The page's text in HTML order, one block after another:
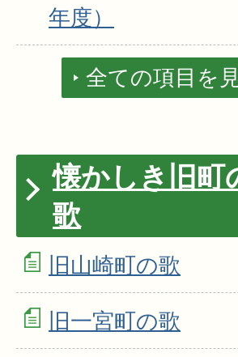
年度）
全ての項目を
懐かしき旧町
歌
旧山崎町の歌
旧一宮町の歌